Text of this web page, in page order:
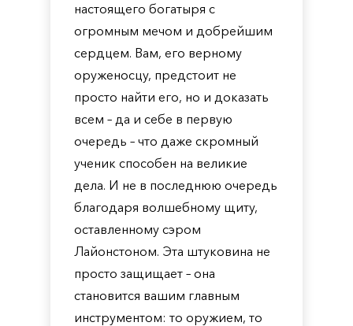
настоящего богатыря с
огромным мечом и добрейшим
сердцем. Вам, его верному
оруженосцу, предстоит не
просто найти его, но и доказать
всем – да и себе в первую
очередь – что даже скромный
ученик способен на великие
дела. И не в последнюю очередь
благодаря волшебному щиту,
оставленному сэром
Лайонстоном. Эта штуковина не
просто защищает – она
становится вашим главным
инструментом: то оружием, то